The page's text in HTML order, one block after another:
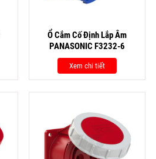
Ổ Cắm Cố Định Lắp Âm
PANASONIC F3232-6
Xem chi tiết